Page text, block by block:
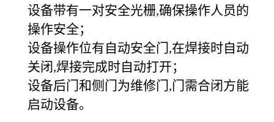
设备带有一对安全光栅,确保操作人员的
操作安全；
设备操作位有自动安全门,在焊接时自动
关闭,焊接完成时自动打开；
设备后门和侧门为维修门,门需合闭方能
启动设备。